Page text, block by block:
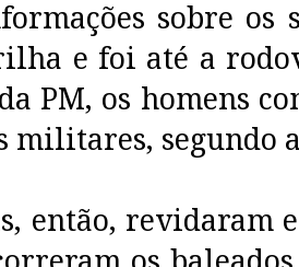
sobre os
e foi até a
PM, os homens
militares, segundo
então, revidaram